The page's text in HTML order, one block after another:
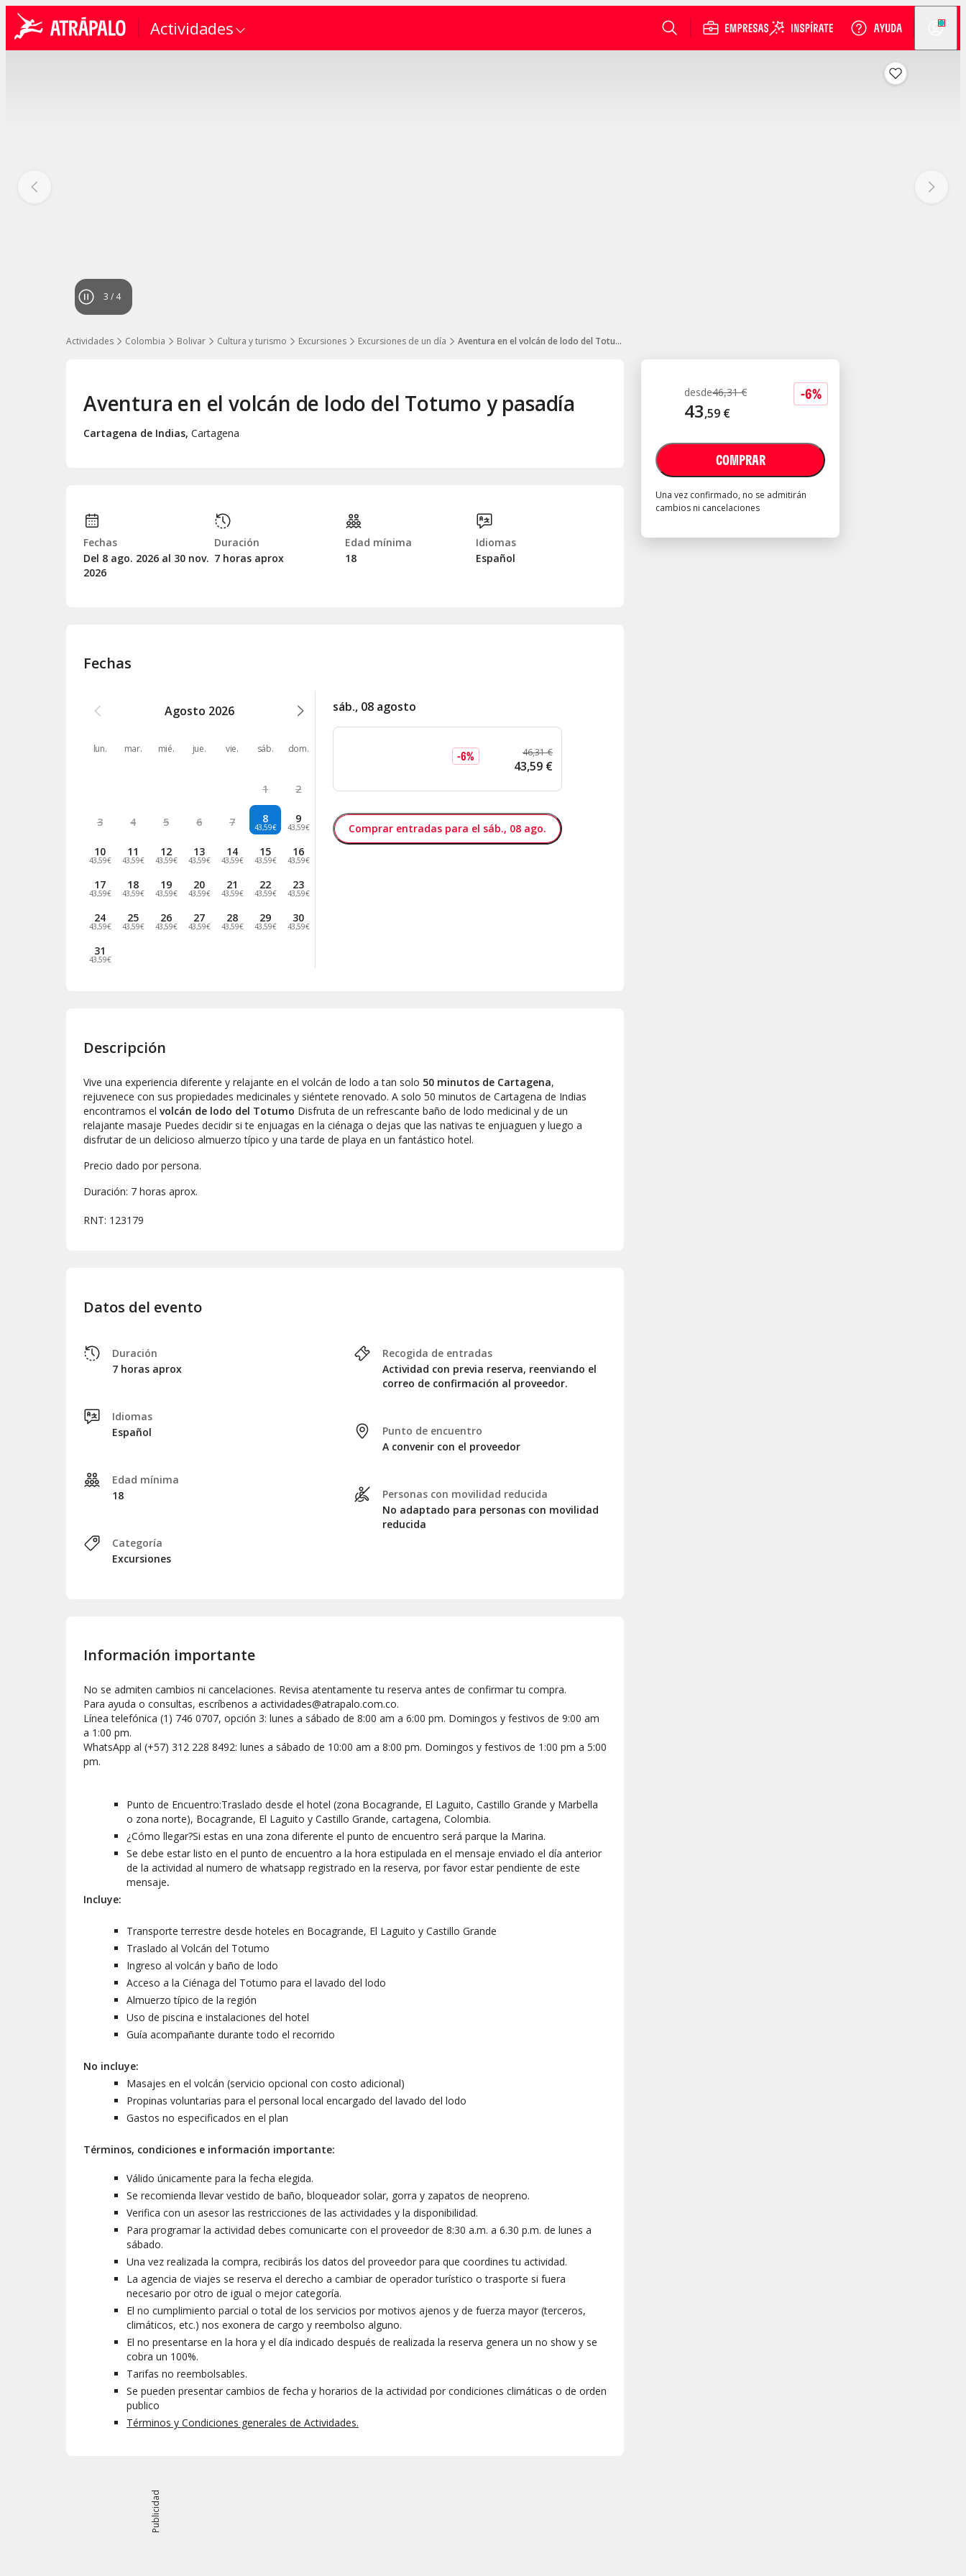
Actividades
4 / 4
Actividades Colombia Bolivar Cultura y turismo Excursiones Excursiones de un día Aventura en el volcán de lodo del Totumo y pasadía
-6%
desde46,31 €
43,59 €
COMPRAR
Una vez confirmado, no se admitirán
cambios ni cancelaciones
Aventura en el volcán de lodo del Totumo y pasadía
Cartagena de Indias, Cartagena
Fechas
Del 8 ago. 2026 al 30 nov.
2026
Duración
7 horas aprox
Edad mínima
18
Idiomas
Español
Fechas
Agosto 2026
lun. mar. mié. jue. vie. sáb. dom.
1 2
3 4 5 6 7 8
43,59€
9
43,59€
10
43,59€
11
43,59€
12
43,59€
13
43,59€
14
43,59€
15
43,59€
16
43,59€
17
43,59€
18
43,59€
19
43,59€
20
43,59€
21
43,59€
22
43,59€
23
43,59€
24
43,59€
25
43,59€
26
43,59€
27
43,59€
28
43,59€
29
43,59€
30
43,59€
31
43,59€
sáb., 08 agosto
-6% 46,31 €
43,59 €
Comprar entradas para el sáb., 08 ago.
Descripción
Vive una experiencia diferente y relajante en el volcán de lodo a tan solo 50 minutos de Cartagena,
rejuvenece con sus propiedades medicinales y siéntete renovado. A solo 50 minutos de Cartagena de Indias
encontramos el volcán de lodo del Totumo Disfruta de un refrescante baño de lodo medicinal y de un
relajante masaje Puedes decidir si te enjuagas en la ciénaga o dejas que las nativas te enjuaguen y luego a
disfrutar de un delicioso almuerzo típico y una tarde de playa en un fantástico hotel.
Precio dado por persona.
Duración: 7 horas aprox.
​RNT: 123179
Datos del evento
Duración
7 horas aprox
Idiomas
Español
Edad mínima
18
Categoría
Excursiones
Recogida de entradas
Actividad con previa reserva, reenviando el
correo de confirmación al proveedor.
Punto de encuentro
A convenir con el proveedor
Personas con movilidad reducida
No adaptado para personas con movilidad
reducida
Información importante
No se admiten cambios ni cancelaciones. Revisa atentamente tu reserva antes de confirmar tu compra.
Para ayuda o consultas, escríbenos a actividades@atrapalo.com.co.
Línea telefónica (1) 746 0707, opción 3: lunes a sábado de 8:00 am a 6:00 pm. Domingos y festivos de 9:00 am
a 1:00 pm.
WhatsApp al (+57) 312 228 8492: lunes a sábado de 10:00 am a 8:00 pm. Domingos y festivos de 1:00 pm a 5:00
pm.
Punto de Encuentro:Traslado desde el hotel (zona Bocagrande, El Laguito, Castillo Grande y Marbella
o zona norte), Bocagrande, El Laguito y Castillo Grande, cartagena, Colombia.
¿Cómo llegar?Si estas en una zona diferente el punto de encuentro será parque la Marina.
Se debe estar listo en el punto de encuentro a la hora estipulada en el mensaje enviado el día anterior
de la actividad al numero de whatsapp registrado en la reserva, por favor estar pendiente de este
mensaje.
Incluye:
Transporte terrestre desde hoteles en Bocagrande, El Laguito y Castillo Grande
Traslado al Volcán del Totumo
Ingreso al volcán y baño de lodo
Acceso a la Ciénaga del Totumo para el lavado del lodo
Almuerzo típico de la región
Uso de piscina e instalaciones del hotel
Guía acompañante durante todo el recorrido
No incluye:
Masajes en el volcán (servicio opcional con costo adicional)
Propinas voluntarias para el personal local encargado del lavado del lodo
Gastos no especificados en el plan
Términos, condiciones e información importante:
Válido únicamente para la fecha elegida.
Se recomienda llevar vestido de baño, bloqueador solar, gorra y zapatos de neopreno.
Verifica con un asesor las restricciones de las actividades y la disponibilidad.
Para programar la actividad debes comunicarte con el proveedor de 8:30 a.m. a 6.30 p.m. de lunes a
sábado.
Una vez realizada la compra, recibirás los datos del proveedor para que coordines tu actividad.
La agencia de viajes se reserva el derecho a cambiar de operador turístico o trasporte si fuera
necesario por otro de igual o mejor categoría.
El no cumplimiento parcial o total de los servicios por motivos ajenos y de fuerza mayor (terceros,
climáticos, etc.) nos exonera de cargo y reembolso alguno.
El no presentarse en la hora y el día indicado después de realizada la reserva genera un no show y se
cobra un 100%.
Tarifas no reembolsables.
Se pueden presentar cambios de fecha y horarios de la actividad por condiciones climáticas o de orden
publico
Términos y Condiciones generales de Actividades.
Publicidad